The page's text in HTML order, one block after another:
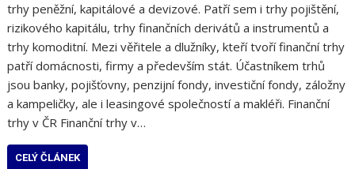
trhy peněžní, kapitálové a devizové. Patří sem i trhy pojištění,
rizikového kapitálu, trhy finančních derivátů a instrumentů a
trhy komoditní. Mezi věřitele a dlužníky, kteří tvoří finanční trhy
patří domácnosti, firmy a především stát. Účastníkem trhů
jsou banky, pojišťovny, penzijní fondy, investiční fondy, záložny
a kampeličky, ale i leasingové společností a makléři. Finanční
trhy v ČR Finanční trhy v…
CELÝ ČLÁNEK